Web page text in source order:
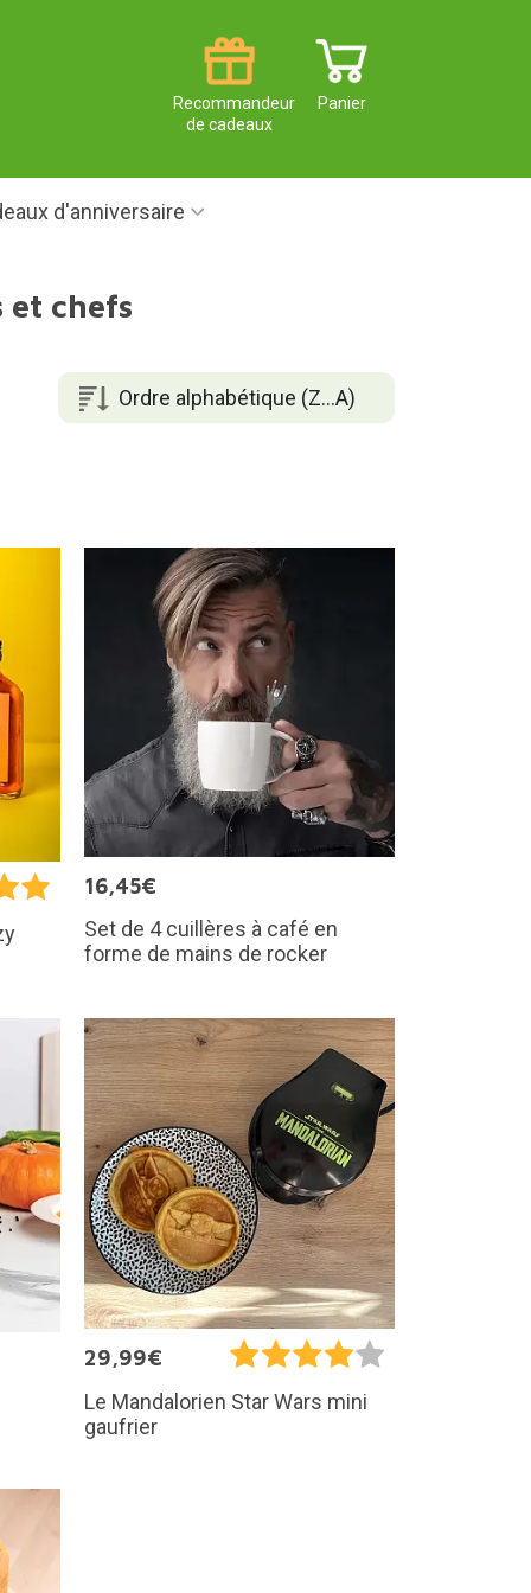
Panier
Recommandeur
de cadeaux
d'anniversaire
et chefs
Ordre alphabétique (Z...A)
16,45€
Set de 4 cuillères à café en
forme de mains de rocker
29,99€
Le Mandalorien Star Wars mini
gaufrier